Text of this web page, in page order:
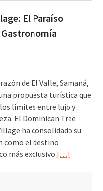
El Paraíso
Gastronomía
de El Valle, Samaná,
propuesta turística que
límites entre lujo y
El Dominican Tree
ha consolidado su
como el destino
más exclusivo […]